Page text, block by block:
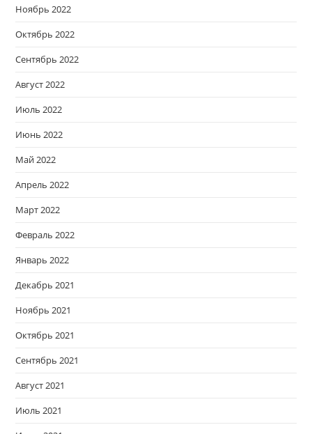
Ноябрь 2022
Октябрь 2022
Сентябрь 2022
Август 2022
Июль 2022
Июнь 2022
Май 2022
Апрель 2022
Март 2022
Февраль 2022
Январь 2022
Декабрь 2021
Ноябрь 2021
Октябрь 2021
Сентябрь 2021
Август 2021
Июль 2021